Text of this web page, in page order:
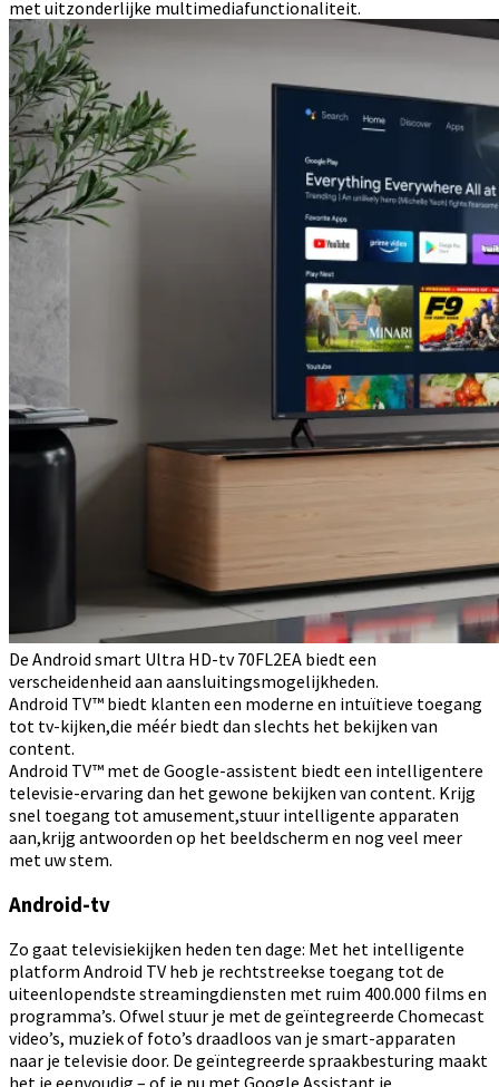
met uitzonderlijke multimediafunctionaliteit.
De Android smart Ultra HD-tv 70FL2EA biedt een
verscheidenheid aan aansluitingsmogelijkheden.
Android TV™ biedt klanten een moderne en intuïtieve toegang
tot tv-kijken,die méér biedt dan slechts het bekijken van
content.
Android TV™ met de Google-assistent biedt een intelligentere
televisie-ervaring dan het gewone bekijken van content. Krijg
snel toegang tot amusement,stuur intelligente apparaten
aan,krijg antwoorden op het beeldscherm en nog veel meer
met uw stem.
Android-tv
Zo gaat televisiekijken heden ten dage: Met het intelligente
platform Android TV heb je rechtstreekse toegang tot de
uiteenlopendste streamingdiensten met ruim 400.000 films en
programma’s. Ofwel stuur je met de geïntegreerde Chomecast
video’s, muziek of foto’s draadloos van je smart-apparaten
naar je televisie door. De geïntegreerde spraakbesturing maakt